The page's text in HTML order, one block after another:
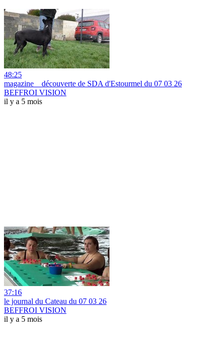
48:25
magazine _ découverte de SDA d'Estourmel du 07 03 26
BEFFROI VISION
il y a 5 mois
37:16
le journal du Cateau du 07 03 26
BEFFROI VISION
il y a 5 mois